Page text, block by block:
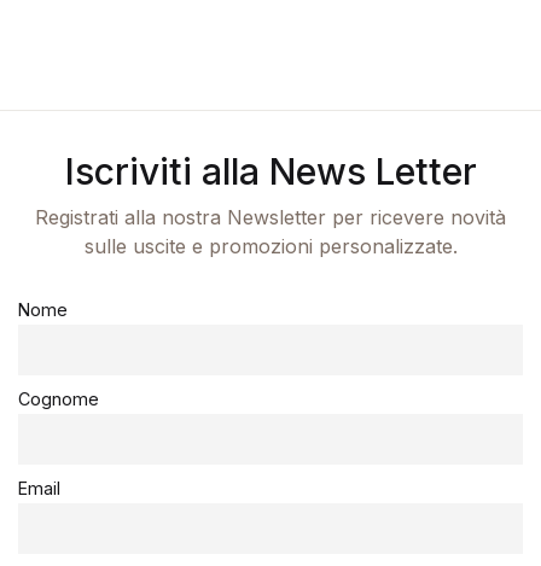
Iscriviti alla News Letter
Registrati alla nostra Newsletter per ricevere novità
sulle uscite e promozioni personalizzate.
Nome
Cognome
Email